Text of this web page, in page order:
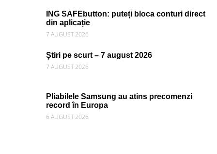
ING SAFEbutton: puteți bloca conturi direct
din aplicație
7 AUGUST 2026
Știri pe scurt – 7 august 2026
7 AUGUST 2026
Pliabilele Samsung au atins precomenzi
record în Europa
6 AUGUST 2026